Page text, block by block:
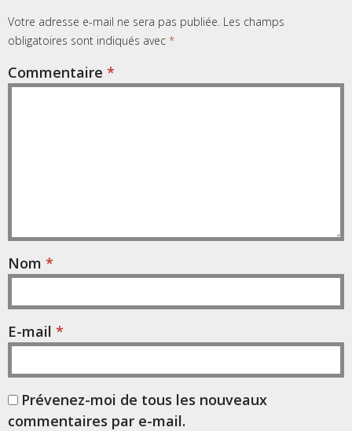
Votre adresse e-mail ne sera pas publiée. Les champs
obligatoires sont indiqués avec *
Commentaire *
Nom *
E-mail *
Prévenez-moi de tous les nouveaux
commentaires par e-mail.